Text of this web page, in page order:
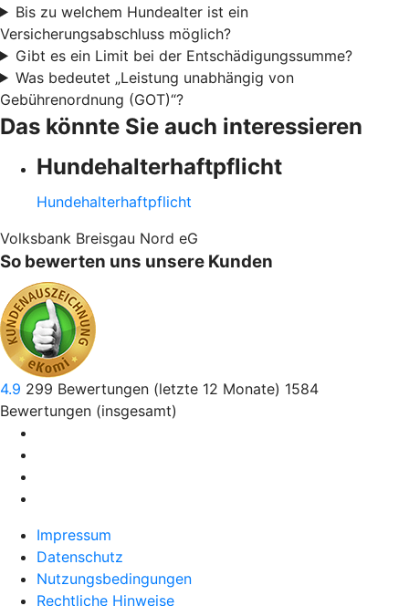
Bis zu welchem Hundealter ist ein
Versicherungsabschluss möglich?
Gibt es ein Limit bei der Entschädigungssumme?
Was bedeutet „Leistung unabhängig von
Gebührenordnung (GOT)“?
Das könnte Sie auch interessieren
Hundehalter­haftpflicht
Hundehalter­haftpflicht
Volksbank Breisgau Nord eG
So bewerten uns unsere Kunden
4.9 299 Bewertungen (letzte 12 Monate) 1584
Bewertungen (insgesamt)
Impressum
Datenschutz
Nutzungsbedingungen
Rechtliche Hinweise